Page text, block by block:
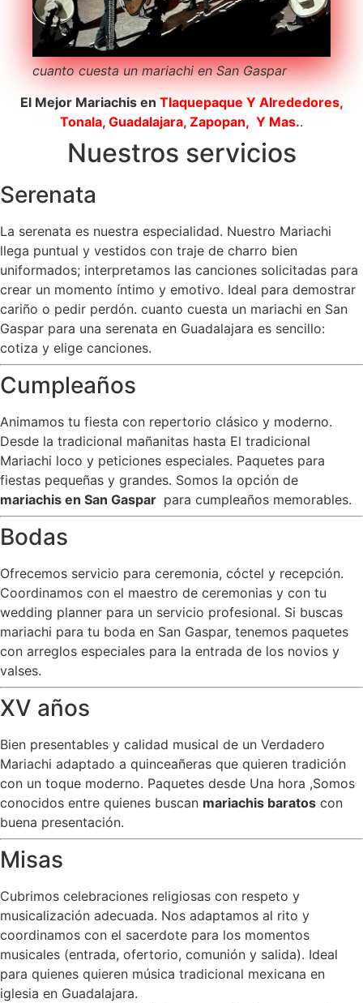
cuanto cuesta un mariachi en San Gaspar
El Mejor Mariachis en Tlaquepaque Y Alrededores,
Tonala, Guadalajara, Zapopan, Y Mas..
Nuestros servicios
Serenata
La serenata es nuestra especialidad. Nuestro Mariachi
llega puntual y vestidos con traje de charro bien
uniformados; interpretamos las canciones solicitadas para
crear un momento íntimo y emotivo. Ideal para demostrar
cariño o pedir perdón. cuanto cuesta un mariachi en San
Gaspar para una serenata en Guadalajara es sencillo:
cotiza y elige canciones.
Cumpleaños
Animamos tu fiesta con repertorio clásico y moderno.
Desde la tradicional mañanitas hasta El tradicional
Mariachi loco y peticiones especiales. Paquetes para
fiestas pequeñas y grandes. Somos la opción de
mariachis en San Gaspar para cumpleaños memorables.
Bodas
Ofrecemos servicio para ceremonia, cóctel y recepción.
Coordinamos con el maestro de ceremonias y con tu
wedding planner para un servicio profesional. Si buscas
mariachi para tu boda en San Gaspar, tenemos paquetes
con arreglos especiales para la entrada de los novios y
valses.
XV años
Bien presentables y calidad musical de un Verdadero
Mariachi adaptado a quinceañeras que quieren tradición
con un toque moderno. Paquetes desde Una hora ,Somos
conocidos entre quienes buscan mariachis baratos con
buena presentación.
Misas
Cubrimos celebraciones religiosas con respeto y
musicalización adecuada. Nos adaptamos al rito y
coordinamos con el sacerdote para los momentos
musicales (entrada, ofertorio, comunión y salida). Ideal
para quienes quieren música tradicional mexicana en
iglesia en Guadalajara.